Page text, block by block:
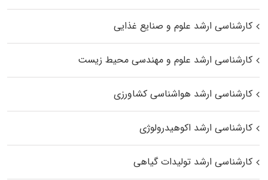
کارشناسی ارشد علوم و صنایع غذایی
کارشناسی ارشد علوم و مهندسی محیط زیست
کارشناسی ارشد هواشناسی کشاورزی
کارشناسی ارشد اکوهیدرولوژی
کارشناسی ارشد تولیدات گیاهی